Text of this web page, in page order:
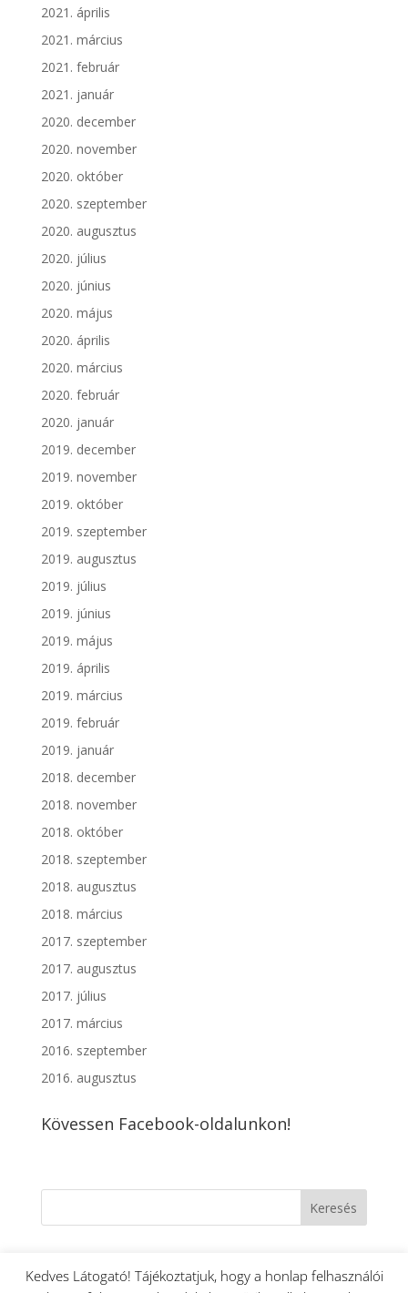
2021. április
2021. március
2021. február
2021. január
2020. december
2020. november
2020. október
2020. szeptember
2020. augusztus
2020. július
2020. június
2020. május
2020. április
2020. március
2020. február
2020. január
2019. december
2019. november
2019. október
2019. szeptember
2019. augusztus
2019. július
2019. június
2019. május
2019. április
2019. március
2019. február
2019. január
2018. december
2018. november
2018. október
2018. szeptember
2018. augusztus
2018. március
2017. szeptember
2017. augusztus
2017. július
2017. március
2016. szeptember
2016. augusztus
Kövessen Facebook-oldalunkon!
Kedves Látogató! Tájékoztatjuk, hogy a honlap felhasználói